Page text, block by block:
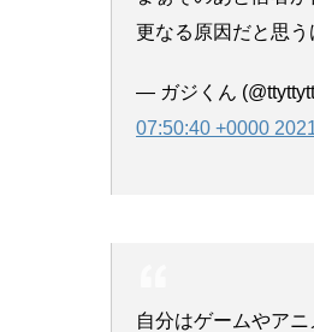
更なる原因だと思う
— ガジくん
07:50:40 +0000
自分はゲームやア